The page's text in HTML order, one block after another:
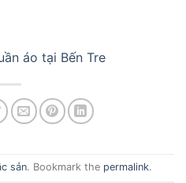
áo tại Bến Tre
sản. Bookmark the permalink.